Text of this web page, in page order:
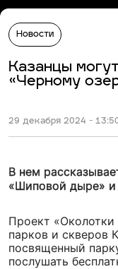
Новости
Казанцы
«Черному
29 декабря 2024 -
В нем
«Шиповой дыре» и
Проект
парков и скверов
посвященный
послушать